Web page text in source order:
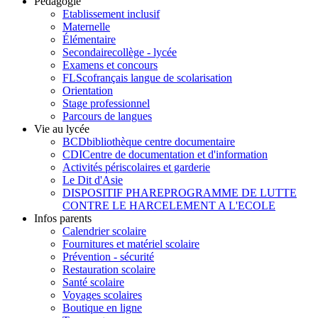
Etablissement inclusif
Maternelle
Élémentaire
Secondairecollège - lycée
Examens et concours
FLScofrançais langue de scolarisation
Orientation
Stage professionnel
Parcours de langues
Vie au lycée
BCDbibliothèque centre documentaire
CDICentre de documentation et d'information
Activités périscolaires et garderie
Le Dit d'Asie
DISPOSITIF PHAREPROGRAMME DE LUTTE
CONTRE LE HARCELEMENT A L'ECOLE
Infos parents
Calendrier scolaire
Fournitures et matériel scolaire
Prévention - sécurité
Restauration scolaire
Santé scolaire
Voyages scolaires
Boutique en ligne